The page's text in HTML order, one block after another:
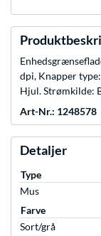
dpi, Knapper
Hjul. Strømkilde:
Art-Nr.: 1248578
Detaljer
Type
Mus
Farve
Sort/grå